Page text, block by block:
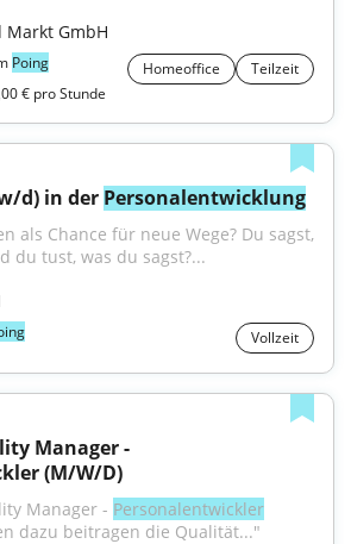
GmbH
Poing Homeoffice
Teilzeit
€ pro Stunde
d) in der Personalentwicklung
als Chance für neue Wege? Du sagst,
du tust, was du sagst?...
Vollzeit
Manager -
(M/W/D)
Manager - Personalentwickler
dazu beitragen die Qualität..."